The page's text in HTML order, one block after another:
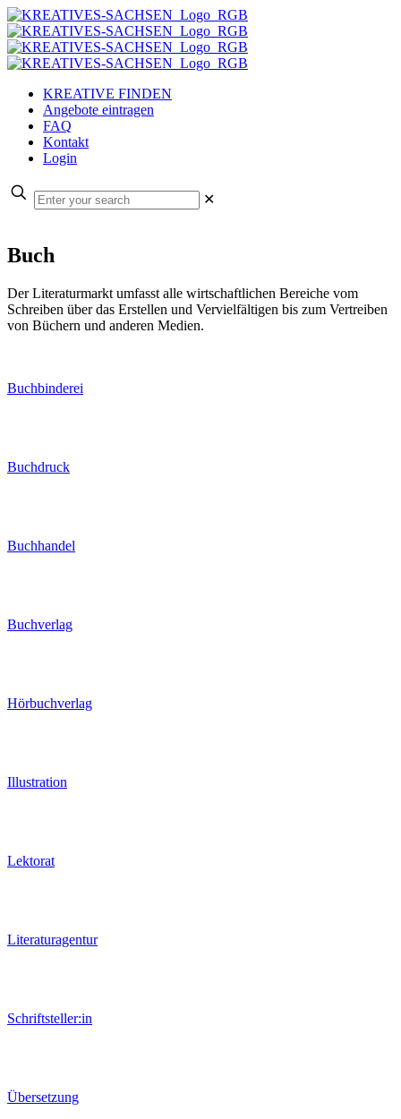
KREATIVE FINDEN
Angebote eintragen
FAQ
Kontakt
Login
✕
Buch
Der Literaturmarkt umfasst alle wirtschaftlichen Bereiche vom
Schreiben über das Erstellen und Vervielfältigen bis zum Vertreiben
von Büchern und anderen Medien.
Buchbinderei
Buchdruck
Buchhandel
Buchverlag
Hörbuchverlag
Illustration
Lektorat
Literaturagentur
Schriftsteller:in
Übersetzung